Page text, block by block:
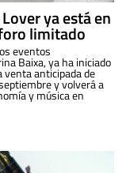
ya está en
limitado
eventos
Baixa, ya ha iniciado
venta anticipada de
y volverá a
y música en